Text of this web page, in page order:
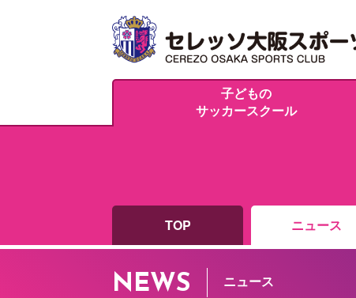
子どもの
サッカースクール
TOP ニュース
NEWS ニュース